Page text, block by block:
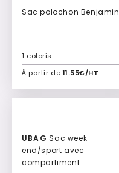
Sac polochon Benjamin
À partir de 11.55€/HT
1 coloris
Ajouter à mon devis
UBAG Sac week-
end/sport avec
compartiment